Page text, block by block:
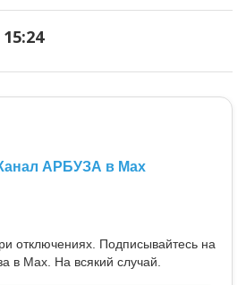
АРБУЗА в Max
отключениях. Подписывайтесь на
в Max. На всякий случай.